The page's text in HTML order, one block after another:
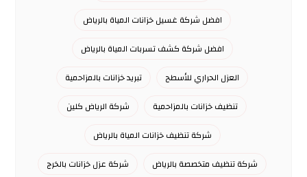
افضل شركة غسيل خزانات المياة بالرياض
افضل شركة كشف تسربات المياة بالرياض
العزل الحراري للأسطح
تبريد خزانات بالمزاحمية
تنظيف خزانات بالمزاحمية
شركة الرياض كلين
شركة تنظيف خزانات المياة بالرياض
شركة تنظيف متخصصة بالرياض
شركة عزل خزانات بالخرج